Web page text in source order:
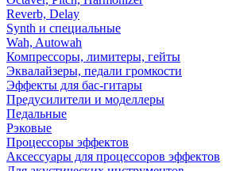
Reverb, Delay
Synth и специальные
Wah, Autowah
Компрессоры, лимитеры, гейты
Эквалайзеры, педали громкости
Эффекты для бас-гитары
Предусилители и моделлеры
Педальные
Рэковые
Процессоры эффектов
Аксессуары для процессоров эффектов